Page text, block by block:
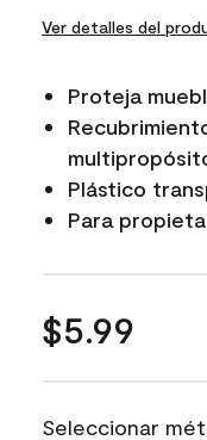
Ver detalles del
Proteja
Plástico
Para
$5.99
Seleccionar